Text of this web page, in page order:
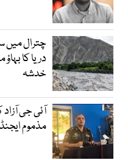
چترال میں
دریا کا
خدشہ
آئی جی
مذموم